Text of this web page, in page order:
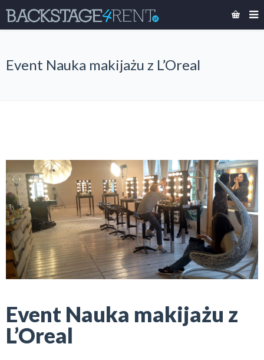
Event Nauka makijażu z L’Oreal
Event Nauka makijażu z
L’Oreal